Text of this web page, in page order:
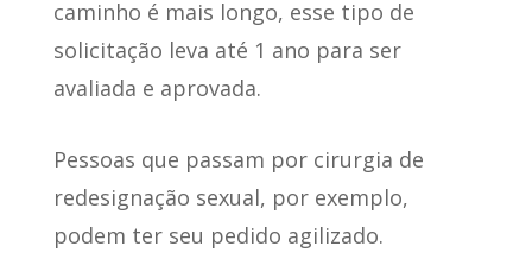
caminho é mais longo, esse tipo de
solicitação leva até 1 ano para ser
avaliada e aprovada.
Pessoas que passam por cirurgia de
redesignação sexual, por exemplo,
podem ter seu pedido agilizado.